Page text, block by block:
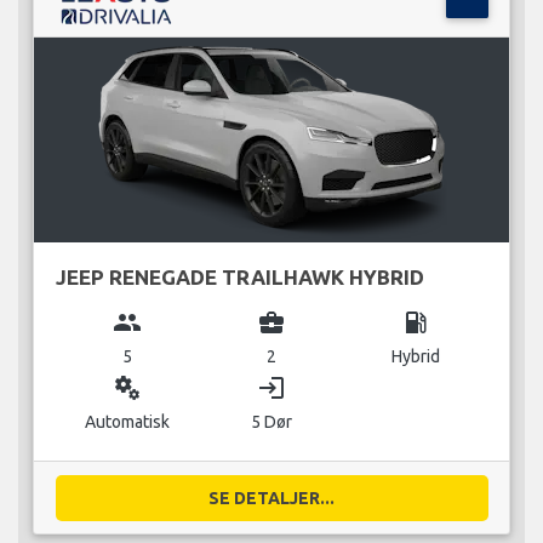
JEEP RENEGADE TRAILHAWK HYBRID
group
5
business_center
2
local_gas_station
Hybrid
miscellaneous_services
Automatisk
login
5 Dør
SE DETALJER...